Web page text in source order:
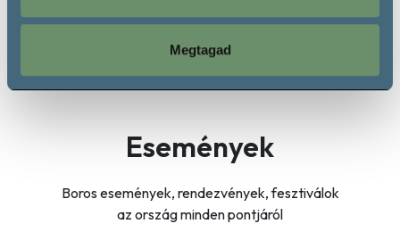
Megtagad
Események
Boros események, rendezvények, fesztiválok
az ország minden pontjáról